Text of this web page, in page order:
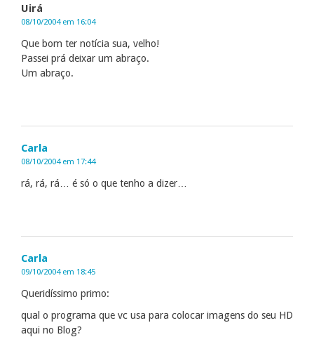
Uirá
08/10/2004 em 16:04
Que bom ter notícia sua, velho!
Passei prá deixar um abraço.
Um abraço.
Carla
08/10/2004 em 17:44
rá, rá, rá… é só o que tenho a dizer…
Carla
09/10/2004 em 18:45
Queridíssimo primo:
qual o programa que vc usa para colocar imagens do seu HD
aqui no Blog?